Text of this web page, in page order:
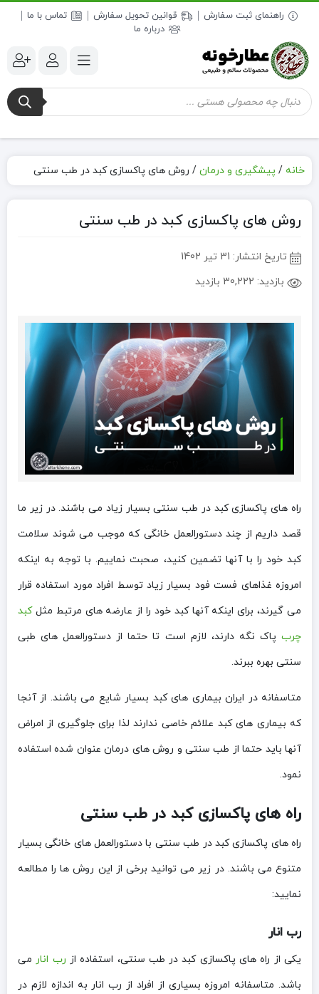
راهنمای ثبت سفارش قوانین تحویل سفارش
تماس با ما
درباره ما
جستجوی
محصولات
خانه / پیشگیری و درمان / روش های پاکسازی کبد در طب سنتی
روش های پاکسازی کبد در طب سنتی
تاریخ انتشار: 31 تیر 1402
بازدید: 30,222 بازدید
راه های پاکسازی کبد در طب سنتی بسیار زیاد می باشند. در زیر ما
قصد داریم از چند دستورالعمل خانگی که موجب می شوند سلامت
کبد خود را با آنها تضمین کنید، صحبت نماییم. با توجه به اینکه
امروزه غذاهای فست فود بسیار زیاد توسط افراد مورد استفاده قرار
می گیرند، برای اینکه آنها کبد خود را از عارضه های مرتبط مثلکبد
چرب پاک نگه دارند، لازم است تا حتما از دستورالعمل های طبی
سنتی بهره ببرند.
متاسفانه در ایران بیماری های کبد بسیار شایع می باشند. از آنجا
که بیماری های کبد علائم خاصی ندارند لذا برای جلوگیری از امراض
آنها باید حتما از طب سنتی و روش های درمان عنوان شده استفاده
نمود.
راه های پاکسازی کبد در طب سنتی
راه های پاکسازی کبد در طب سنتی با دستورالعمل های خانگی بسیار
متنوع می باشند. در زیر می توانید برخی از این روش ها را مطالعه
نمایید:
رب انار
یکی از راه های پاکسازی کبد در طب سنتی، استفاده از رب انار می
باشد. متاسفانه امروزه بسیاری از افراد از رب انار به اندازه لازم در